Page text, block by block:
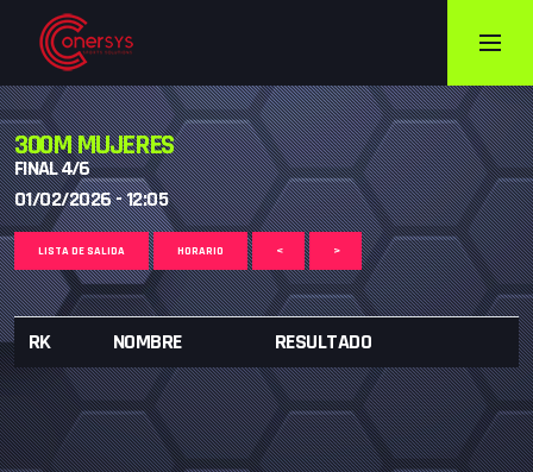
300M MUJERES
FINAL 4/6
01/02/2026 - 12:05
LISTA DE SALIDA HORARIO < >
RK NOMBRE RESULTADO